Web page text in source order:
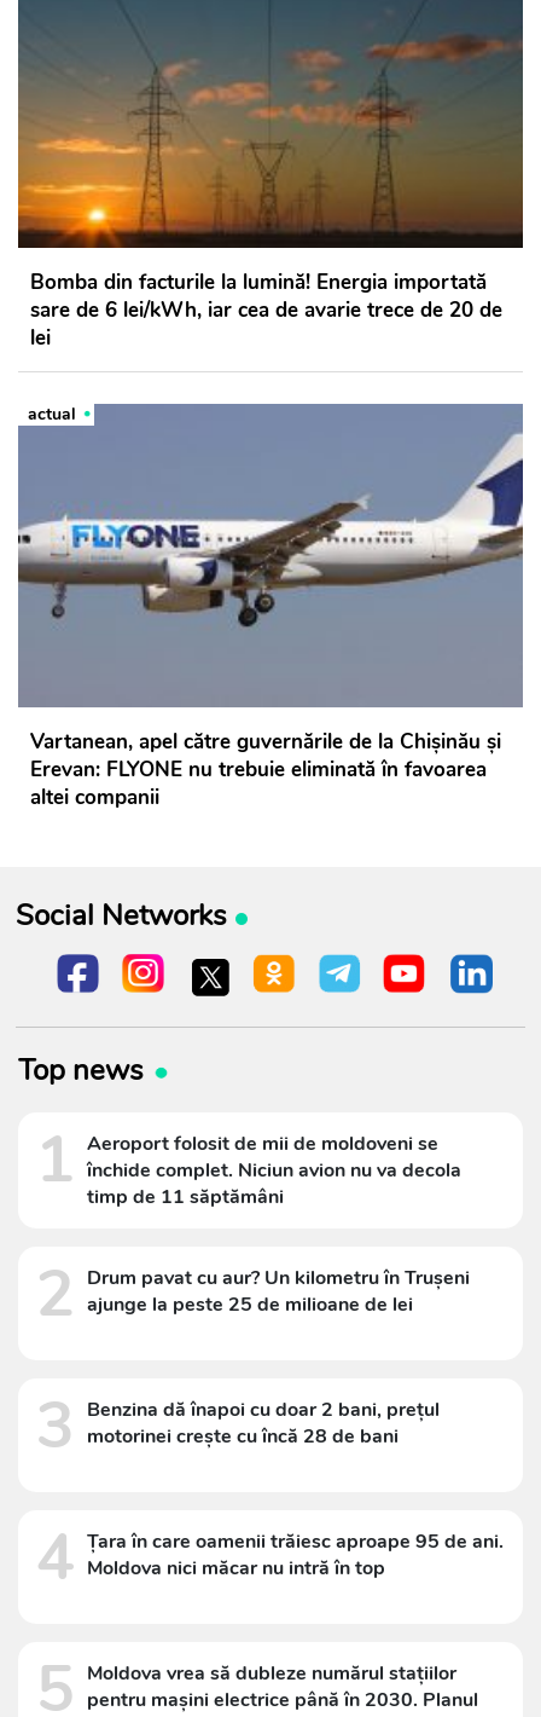
Bomba din facturile la lumină! Energia importată
sare de 6 lei/kWh, iar cea de avarie trece de 20 de
lei
actual
Vartanean, apel către guvernările de la Chișinău și
Erevan: FLYONE nu trebuie eliminată în favoarea
altei companii
Social Networks
Top news
1 Aeroport folosit de mii de moldoveni se
închide complet. Niciun avion nu va decola
timp de 11 săptămâni
2
Drum pavat cu aur? Un kilometru în Trușeni
ajunge la peste 25 de milioane de lei
3
Benzina dă înapoi cu doar 2 bani, prețul
motorinei crește cu încă 28 de bani
4 Țara în care oamenii trăiesc aproape 95 de ani.
Moldova nici măcar nu intră în top
5 Moldova vrea să dubleze numărul stațiilor
pentru mașini electrice până în 2030. Planul